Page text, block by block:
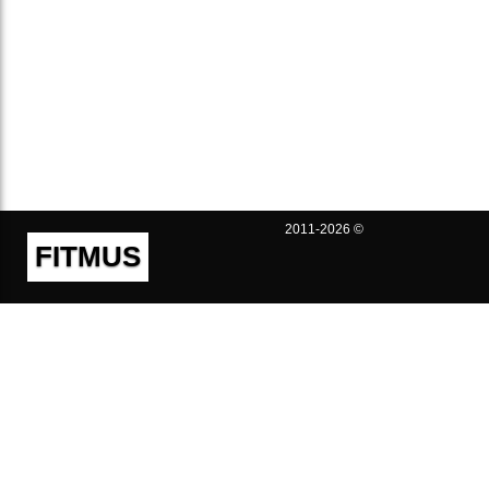
FITMUS
2011-2026 ©